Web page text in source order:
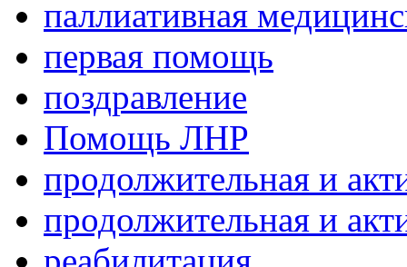
паллиативная
первая помощь
поздравление
Помощь ЛНР
продолжительная и
продолжительная и